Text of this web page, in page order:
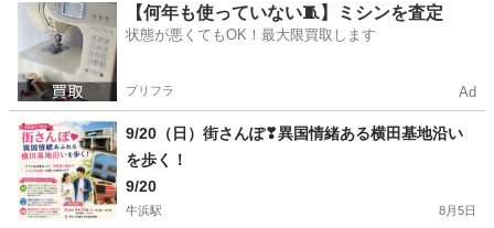
東京 町田市 町田駅 地域/お祭り フェス
【何年も使っていない🧵】ミシンを査定
状態が悪くてもOK！最大限買取します
プリフラ Ad
9/20（日）街さんぽ❣異国情緒ある横田基地沿い
を歩く！
9/20
牛浜駅 8月5日